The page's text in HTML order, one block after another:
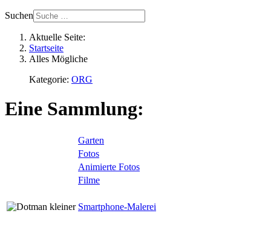
Suchen
Aktuelle Seite:
Startseite
Alles Mögliche
Kategorie: ORG
Eine Sammlung:
Garten
Fotos
Animierte Fotos
Filme
Smartphone-Malerei